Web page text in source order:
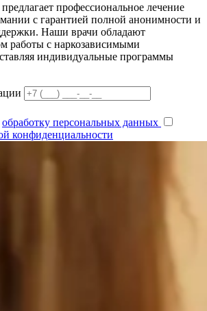
профессиональное лечение
с гарантией полной анонимности и
Наши врачи обладают
работы с наркозависимыми
индивидуальные программы
обработку персональных данных
конфиденциальности